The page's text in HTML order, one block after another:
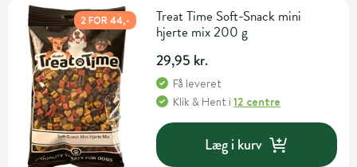
2 FOR 44,-
Treat Time Soft-Snack mini
hjerte mix 200 g
29,95 kr.
Få leveret
Klik & Hent i12 centre
Læg i kurv